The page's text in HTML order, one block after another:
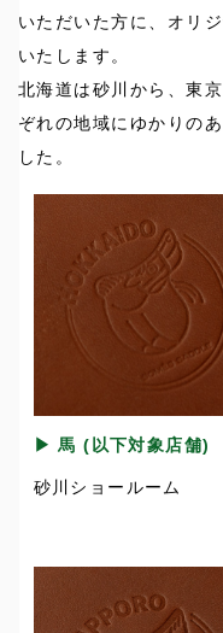
いただいた方に、オリ
いたします。
北海道は砂川から、東
ぞれの地域にゆかりの
した。
▶ 馬 (以下対象店舗)
砂川ショールーム